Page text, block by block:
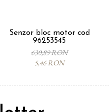
Senzor bloc motor cod
96253545
630,89 RON
5,46 RON